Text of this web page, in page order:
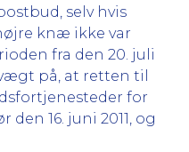
selv hvis
knæ ikke var
fra den 20. juli
på, at retten til
for
16. juni 2011, og